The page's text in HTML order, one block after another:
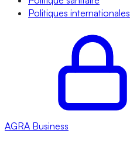
Politiques internationales
AGRA Business